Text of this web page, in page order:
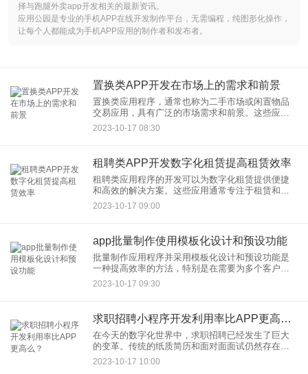
择与跑腿外卖app开发相关的最新资讯。
应用公园是专业的手机APP在线开发制作平台，无需编程，纯图形化操作，
让每个人都能成为手机APP应用的制作者和发布者。
置换类APP开发在市场上的需求和前景
置换类应用程序，通常也称为二手市场或闲置物品
交易应用，具有广泛的市场需求和前景。这些应用
允许用户出售、购买、交换或捐赠不再需要的物
品，为他们提供了几个关键优势，因此在市场上需
2023-10-17 08:30
租聘类APP开发数字化租赁提高租赁效率
租聘类应用程序的开发可以为数字化租赁提供便捷
和高效的解决方案。这些应用通常专注于租赁和招
聘，涵盖各种行业，如住房、汽车、工具、设备、
家具、劳工和更多。以下是开发租聘类应用程序以
2023-10-17 09:00
app批量制作使用模板化设计和预设功能
批量制作应用程序并采用模板化设计和预设功能是
一种提高效率的方法，特别是在需要为多个客户或
项目创建相似应用的情况下。以下是一些关键步骤
和策略：
2023-10-17 09:30
求职招聘小程序开发利用率比APP更高么？
在今天的数字化世界中，求职招聘已经发生了巨大
的变革。传统的纸质简历和面对面面试仍然存在，
但越来越多的人正在寻找更高效、更便捷的方式来
找工作或招聘员工。在这个趋势中，求职招聘小程
2023-10-17 10:00